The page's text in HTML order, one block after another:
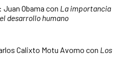
Juan Obama con La importancia
desarrollo humano
Calixto Motu Avomo con Los